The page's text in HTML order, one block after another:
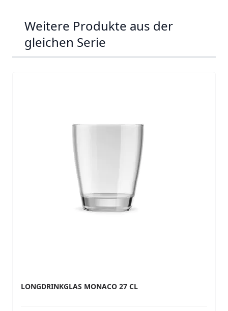
Weitere Produkte aus der
gleichen Serie
LONGDRINKGLAS MONACO 27 CL